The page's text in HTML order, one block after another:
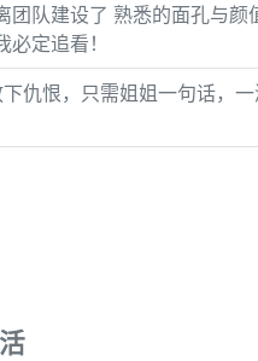
团队建设了 熟悉的面孔与颜
必定追看！
仇恨，只需姐姐一句话，